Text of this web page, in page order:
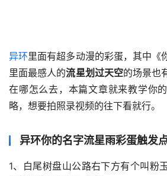
异环里面有超多动漫的彩蛋，其中《
里面最感人的流星划过天空的场景也
在哪怎么去，本篇文章就来教学你
略，想要拍照录视频的往下看就行。
异环你的名字流星雨彩蛋触发
1、白尾树盘山公路右下方有个叫粉